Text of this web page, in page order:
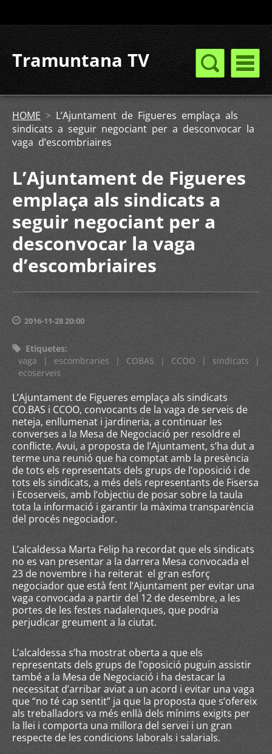
Tramuntana TV
HOME > L’Ajuntament de Figueres emplaça als
sindicats a seguir negociant per a desconvocar la
vaga d’escombriaires
L’Ajuntament de Figueres
emplaça als sindicats a
seguir negociant per a
desconvocar la vaga
d’escombriaires
2016-11-28 20:00
Etiquetes:
vaga
| escombraries | COBAS | CCOO | sindicats
|
ecoserveis
L’Ajuntament de Figueres emplaça als sindicats
CO.BAS i CCOO, convocants de la vaga de serveis de
neteja, enllumenat i jardineria, a continuar les
converses a la Mesa de Negociació per resoldre el
conflicte. Avui, a proposta de l’Ajuntament, s’ha dut a
terme una reunió que ha comptat amb la presència
de tots els representats dels grups de l’oposició i de
tots els sindicats, a més dels representants de Fisersa
i Ecoserveis, amb l’objectiu de posar sobre la taula
tota la informació i garantir la màxima transparència
del procés negociador.
L’alcaldessa Marta Felip ha recordat que els sindicats
no es van presentar a la darrera Mesa convocada el
23 de novembre i ha reiterat el gran esforç
negociador que està fent l’Ajuntament per evitar una
vaga convocada a partir del 12 de desembre, a les
portes de les festes nadalenques, que podria
perjudicar greument a la ciutat.
L’alcaldessa s’ha mostrat oberta a que els
representats dels grups de l’oposició puguin assistir
també a la Mesa de Negociació i ha destacar la
necessitat d’arribar aviat a un acord i evitar una vaga
que “no té cap sentit” ja que la proposta que s’ofereix
als treballadors va més enllà dels mínims exigits per
la llei i comporta una millora del servei i un gran
respecte de les condicions laborals i salarials.